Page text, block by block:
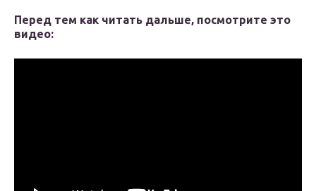
Перед тем как читать дальше, посмотрите это
видео: